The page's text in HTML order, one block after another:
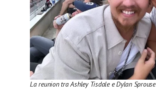
La reunion tra Ashley Tisdale e Dylan Sprouse